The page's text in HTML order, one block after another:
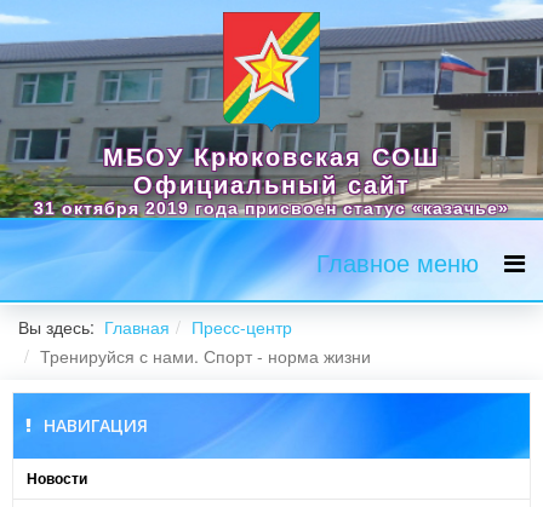
МБОУ Крюковская СОШ
Официальный сайт
31 октября 2019 года присвоен статус «казачье»
Главное меню
Вы здесь: Главная
Пресс-центр
Тренируйся с нами. Спорт - норма жизни
НАВИГАЦИЯ
Новости